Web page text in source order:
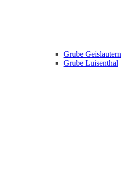
Grube Geislautern
Grube Luisenthal